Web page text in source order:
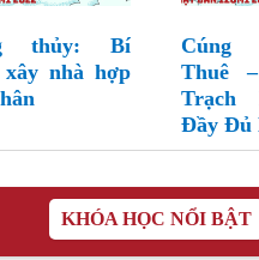
thủy: Bí
xây nhà hợp
Cúng
Thuê
Trạch
Đầy Đủ
KHÓA HỌC NỔI BẬT